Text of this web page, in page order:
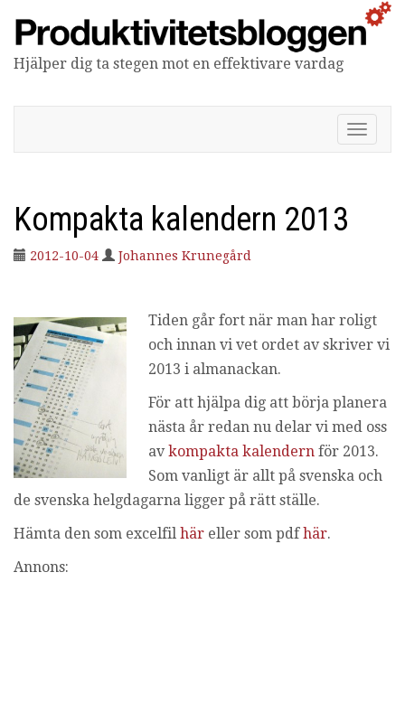
Hjälper dig ta stegen mot en effektivare vardag
V
i
a
v
i
r
i
g
Kompakta kalendern 2013
2012-10-04 Johannes Krunegård
Tiden går fort när man har roligt
och innan vi vet ordet av skriver vi
2013 i almanackan.
För att hjälpa dig att börja planera
nästa år redan nu delar vi med oss
avkompakta kalendern för 2013.
Som vanligt är allt på svenska och
de svenska helgdagarna ligger på rätt ställe.
Hämta den som excelfil här eller som pdfhär.
Annons: